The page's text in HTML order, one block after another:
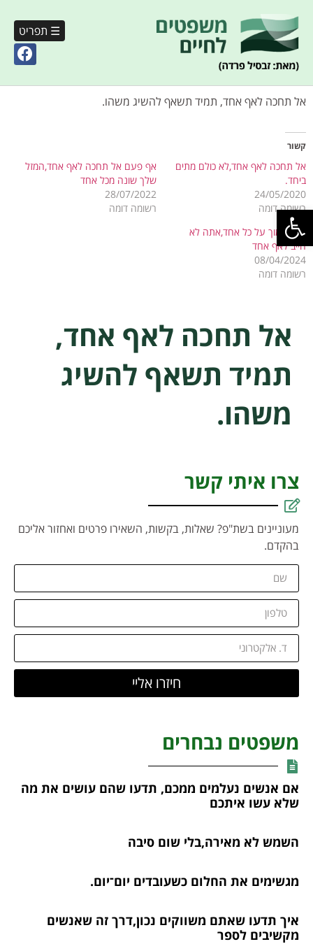
פתח סרגל נגישות
☰ תפריט
אל תחכה לאף אחד, תמיד תשאף להשיג משהו.
קשור
אל תחכה לאף אחד,לא כולם מתים
ביחד.
24/05/2020
רשומה דומה
אף פעם אל תחכה לאף אחד,המזל
שלך שונה מכל אחד
28/07/2022
רשומה דומה
אל תסמוך על כל אחד,אתה לא
חייב לאף אחד
08/04/2024
רשומה דומה
אל תחכה לאף אחד,
תמיד תשאף להשיג
משהו.
צרו איתי קשר
מעוניינים בשת"פ? שאלות, בקשות, השאירו פרטים ואחזור אליכם
בהקדם.
חיזרו אליי
משפטים נבחרים
אם אנשים נעלמים ממכם, תדעו שהם עושים את מה
שלא עשו איתכם
השמש לא מאירה,בלי שום סיבה
מגשימים את החלום כשעובדים יום־יום.
איך תדעו שאתם משווקים נכון,דרך זה שאנשים
מקשיבים לספר